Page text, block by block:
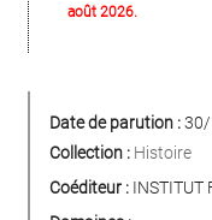
août 2026.
Date de parution :
Collection : Histoire
Coéditeur : INSTITUT